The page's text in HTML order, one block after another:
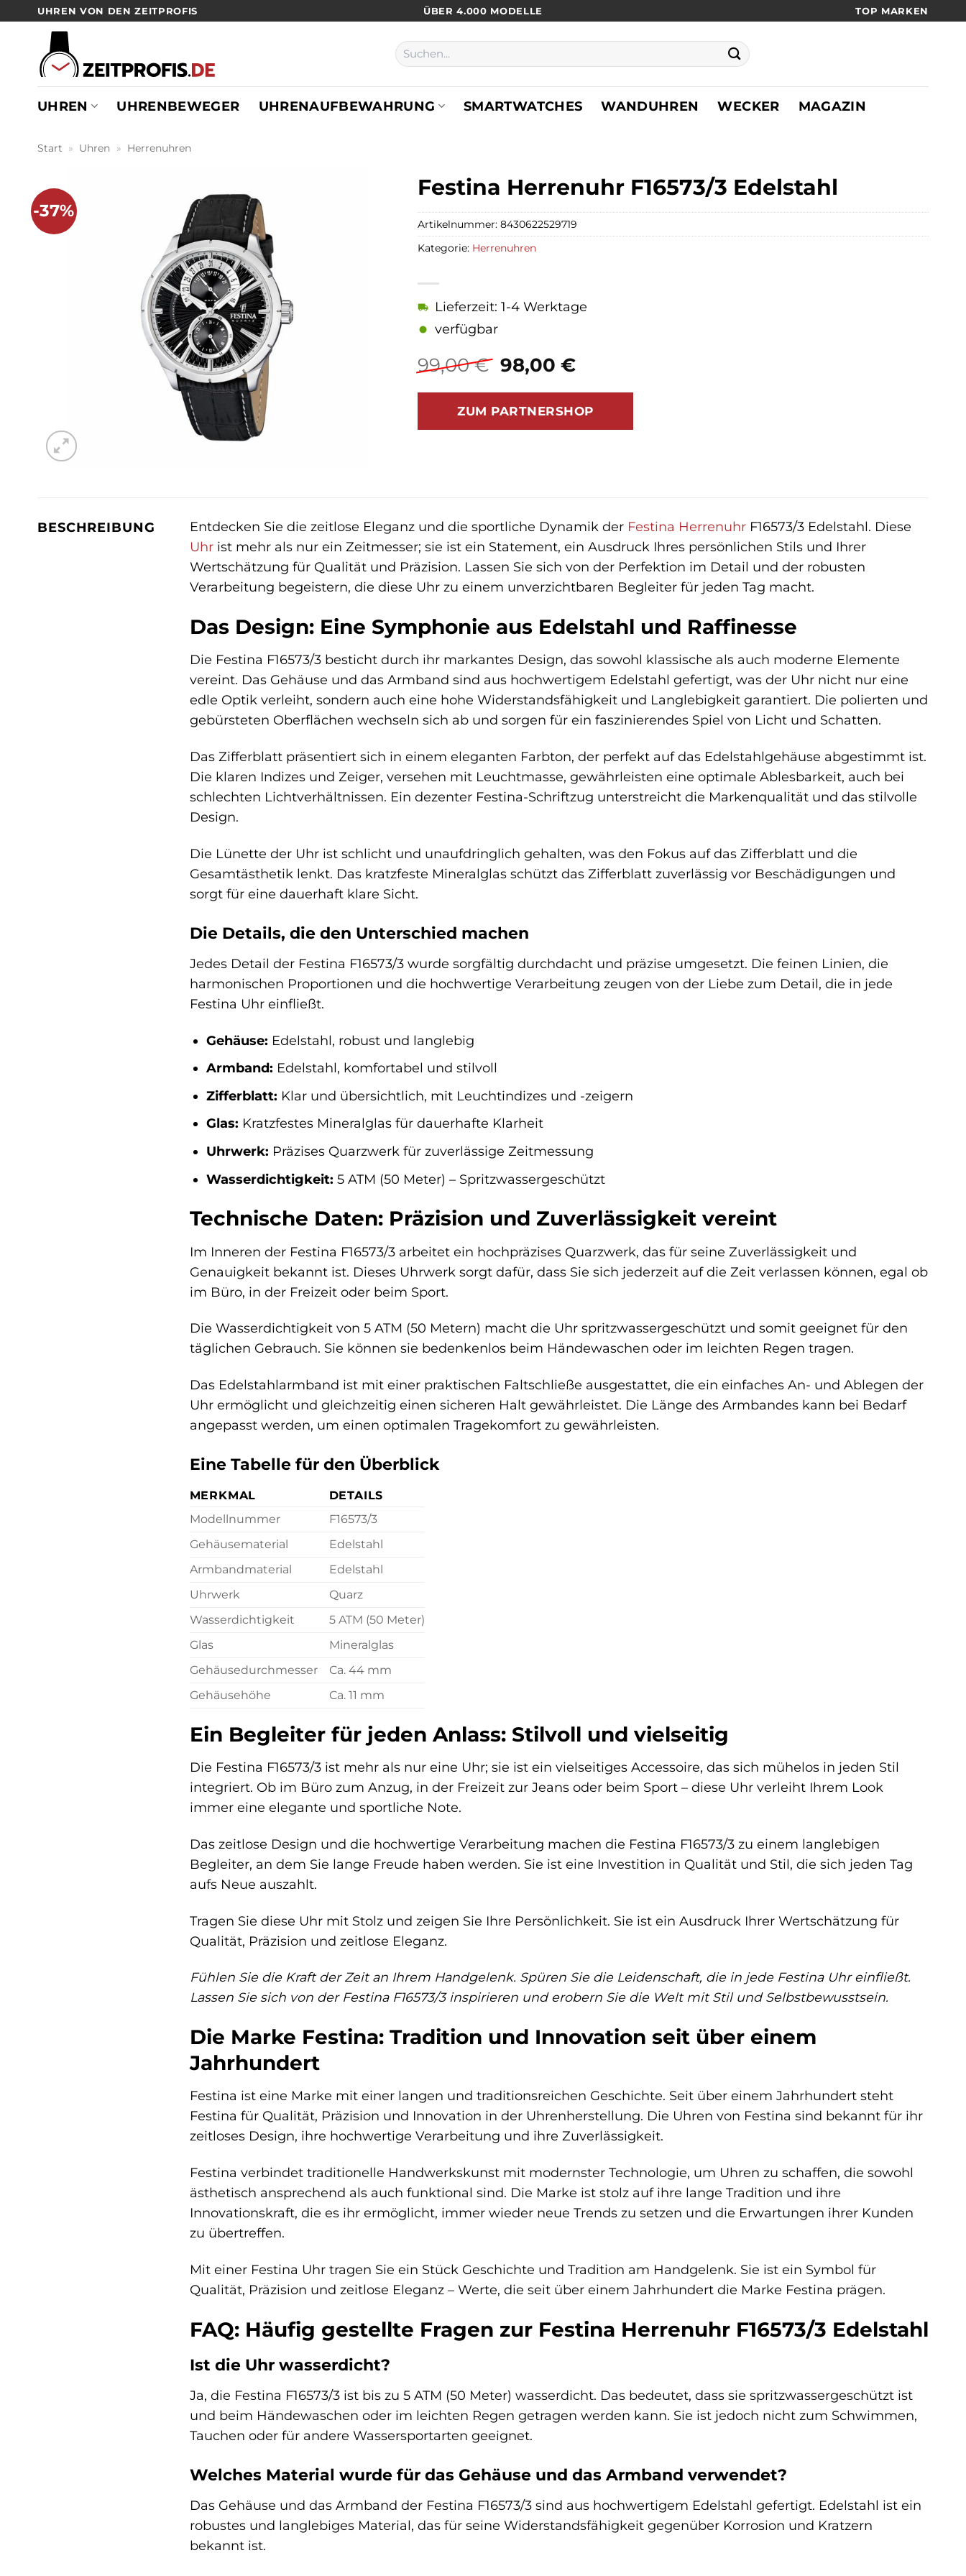
springen
UHREN VON DEN ZEITPROFIS ÜBER 4.000 MODELLE TOP MARKEN
Suchen
nach:
UHREN UHRENBEWEGER UHRENAUFBEWAHRUNG SMARTWATCHES WANDUHREN WECKER MAGAZIN
Start » Uhren » Herrenuhren
-37%
Festina Herrenuhr F16573/3 Edelstahl
99,00€ Ursprünglicher
war:
99,00 €
98,00€Aktueller
ist:
98,00 €.
Lieferzeit: 1-4 Werktage
verfügbar
ZUM PARTNERSHOP
Artikelnummer:8430622529719
Kategorie: Herrenuhren
BESCHREIBUNG Entdecken Sie die zeitlose Eleganz und die sportliche Dynamik der Festina HerrenuhrF16573/3 Edelstahl. Diese
Uhrist mehr als nur ein Zeitmesser; sie ist ein Statement, ein Ausdruck Ihres persönlichen Stils und Ihrer
Wertschätzung für Qualität und Präzision. Lassen Sie sich von der Perfektion im Detail und der robusten
Verarbeitung begeistern, die diese Uhr zu einem unverzichtbaren Begleiter für jeden Tag macht.
Das Design: Eine Symphonie aus Edelstahl und Raffinesse
Die Festina F16573/3 besticht durch ihr markantes Design, das sowohl klassische als auch moderne Elemente
vereint. Das Gehäuse und das Armband sind aus hochwertigem Edelstahl gefertigt, was der Uhr nicht nur eine
edle Optik verleiht, sondern auch eine hohe Widerstandsfähigkeit und Langlebigkeit garantiert. Die polierten und
gebürsteten Oberflächen wechseln sich ab und sorgen für ein faszinierendes Spiel von Licht und Schatten.
Das Zifferblatt präsentiert sich in einem eleganten Farbton, der perfekt auf das Edelstahlgehäuse abgestimmt ist.
Die klaren Indizes und Zeiger, versehen mit Leuchtmasse, gewährleisten eine optimale Ablesbarkeit, auch bei
schlechten Lichtverhältnissen. Ein dezenter Festina-Schriftzug unterstreicht die Markenqualität und das stilvolle
Design.
Die Lünette der Uhr ist schlicht und unaufdringlich gehalten, was den Fokus auf das Zifferblatt und die
Gesamtästhetik lenkt. Das kratzfeste Mineralglas schützt das Zifferblatt zuverlässig vor Beschädigungen und
sorgt für eine dauerhaft klare Sicht.
Die Details, die den Unterschied machen
Jedes Detail der Festina F16573/3 wurde sorgfältig durchdacht und präzise umgesetzt. Die feinen Linien, die
harmonischen Proportionen und die hochwertige Verarbeitung zeugen von der Liebe zum Detail, die in jede
Festina Uhr einfließt.
Gehäuse: Edelstahl, robust und langlebig
Armband: Edelstahl, komfortabel und stilvoll
Zifferblatt: Klar und übersichtlich, mit Leuchtindizes und -zeigern
Glas: Kratzfestes Mineralglas für dauerhafte Klarheit
Uhrwerk: Präzises Quarzwerk für zuverlässige Zeitmessung
Wasserdichtigkeit: 5 ATM (50 Meter) – Spritzwassergeschützt
Technische Daten: Präzision und Zuverlässigkeit vereint
Im Inneren der Festina F16573/3 arbeitet ein hochpräzises Quarzwerk, das für seine Zuverlässigkeit und
Genauigkeit bekannt ist. Dieses Uhrwerk sorgt dafür, dass Sie sich jederzeit auf die Zeit verlassen können, egal ob
im Büro, in der Freizeit oder beim Sport.
Die Wasserdichtigkeit von 5 ATM (50 Metern) macht die Uhr spritzwassergeschützt und somit geeignet für den
täglichen Gebrauch. Sie können sie bedenkenlos beim Händewaschen oder im leichten Regen tragen.
Das Edelstahlarmband ist mit einer praktischen Faltschließe ausgestattet, die ein einfaches An- und Ablegen der
Uhr ermöglicht und gleichzeitig einen sicheren Halt gewährleistet. Die Länge des Armbandes kann bei Bedarf
angepasst werden, um einen optimalen Tragekomfort zu gewährleisten.
Eine Tabelle für den Überblick
MERKMAL
DETAILS
Modellnummer
F16573/3
Gehäusematerial
Edelstahl
Armbandmaterial
Edelstahl
Uhrwerk
Quarz
Wasserdichtigkeit
5 ATM (50 Meter)
Glas
Mineralglas
Gehäusedurchmesser
Ca. 44 mm
Gehäusehöhe
Ca. 11 mm
Ein Begleiter für jeden Anlass: Stilvoll und vielseitig
Die Festina F16573/3 ist mehr als nur eine Uhr; sie ist ein vielseitiges Accessoire, das sich mühelos in jeden Stil
integriert. Ob im Büro zum Anzug, in der Freizeit zur Jeans oder beim Sport – diese Uhr verleiht Ihrem Look
immer eine elegante und sportliche Note.
Das zeitlose Design und die hochwertige Verarbeitung machen die Festina F16573/3 zu einem langlebigen
Begleiter, an dem Sie lange Freude haben werden. Sie ist eine Investition in Qualität und Stil, die sich jeden Tag
aufs Neue auszahlt.
Tragen Sie diese Uhr mit Stolz und zeigen Sie Ihre Persönlichkeit. Sie ist ein Ausdruck Ihrer Wertschätzung für
Qualität, Präzision und zeitlose Eleganz.
Fühlen Sie die Kraft der Zeit an Ihrem Handgelenk. Spüren Sie die Leidenschaft, die in jede Festina Uhr einfließt.
Lassen Sie sich von der Festina F16573/3 inspirieren und erobern Sie die Welt mit Stil und Selbstbewusstsein.
Die Marke Festina: Tradition und Innovation seit über einem
Jahrhundert
Festina ist eine Marke mit einer langen und traditionsreichen Geschichte. Seit über einem Jahrhundert steht
Festina für Qualität, Präzision und Innovation in der Uhrenherstellung. Die Uhren von Festina sind bekannt für ihr
zeitloses Design, ihre hochwertige Verarbeitung und ihre Zuverlässigkeit.
Festina verbindet traditionelle Handwerkskunst mit modernster Technologie, um Uhren zu schaffen, die sowohl
ästhetisch ansprechend als auch funktional sind. Die Marke ist stolz auf ihre lange Tradition und ihre
Innovationskraft, die es ihr ermöglicht, immer wieder neue Trends zu setzen und die Erwartungen ihrer Kunden
zu übertreffen.
Mit einer Festina Uhr tragen Sie ein Stück Geschichte und Tradition am Handgelenk. Sie ist ein Symbol für
Qualität, Präzision und zeitlose Eleganz – Werte, die seit über einem Jahrhundert die Marke Festina prägen.
FAQ: Häufig gestellte Fragen zur Festina Herrenuhr F16573/3 Edelstahl
Ist die Uhr wasserdicht?
Ja, die Festina F16573/3 ist bis zu 5 ATM (50 Meter) wasserdicht. Das bedeutet, dass sie spritzwassergeschützt ist
und beim Händewaschen oder im leichten Regen getragen werden kann. Sie ist jedoch nicht zum Schwimmen,
Tauchen oder für andere Wassersportarten geeignet.
Welches Material wurde für das Gehäuse und das Armband verwendet?
Das Gehäuse und das Armband der Festina F16573/3 sind aus hochwertigem Edelstahl gefertigt. Edelstahl ist ein
robustes und langlebiges Material, das für seine Widerstandsfähigkeit gegenüber Korrosion und Kratzern
bekannt ist.